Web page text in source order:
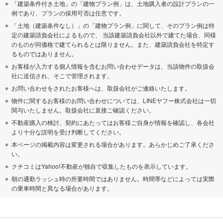
「建築条件付き土地」の「建物プラン例」は、土地購入者の設計プランの一
例であり、プランの採用可否は任意です。
「土地（建築条件なし）」の「建物プラン例」に関して、そのプラン例は特
定の建築請負会社によるもので、 当該建築請負会社以外で建てた場合、同様
のものが同価格で建てられるとは限りません。また、建築請負会社を特定す
るものではありません。
お客様が入力する個人情報を含むお問い合わせデータは、当該物件の取扱会
社に送信され、そこで管理されます。
お問い合わせをされたお客様へは、取扱会社がご連絡いたします。
物件に関するお客様のお問い合わせについては、LINEヤフー株式会社は一切
関与いたしません。取扱会社に直接ご確認ください。
不動産購入の検討、契約にあたってはお客様ご自身が情報を確認し、各会社
より十分な説明を受け判断してください。
本ページの掲載内容は変更される場合があります。あらかじめご了承くださ
い。
クチコミはYahoo!不動産が独自で収集したものを表示しています。
朝の通勤ラッシュ時の所要時間ではありません。時間帯などによっては実際
の乗車時間と異なる場合があります。